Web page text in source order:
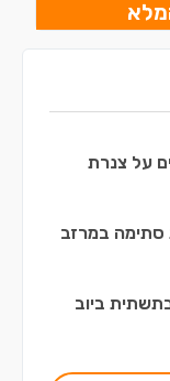
סתימה במרזב
ביוב